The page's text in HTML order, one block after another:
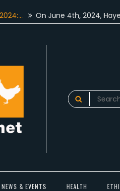
On June 4th, 2024, Hayek
Search
for:
NEWS & EVENTS HEALTH